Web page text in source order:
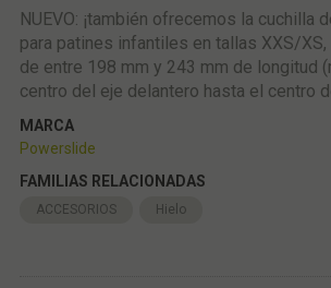
NUEVO: ¡también ofrecemos la cuchilla
para patines infantiles en tallas XXS/
de entre 198 mm y 243 mm de longitud
centro del eje delantero hasta el centro
MARCA
Powerslide
FAMILIAS RELACIONADAS
ACCESORIOS Hielo